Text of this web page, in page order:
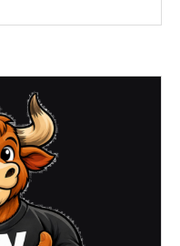
Ampliada)
(Berriozar
Septiembre
2025)